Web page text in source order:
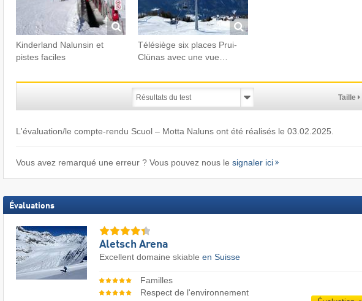
Kinderland Nalunsin et
pistes faciles
Télésiège six places Prui-
Clünas avec une vue…
Taille
L'évaluation/le compte-rendu Scuol – Motta Naluns ont été réalisés le 03.02.2025.
Vous avez remarqué une erreur ? Vous pouvez nous le signaler ici
Évaluations
Aletsch Arena
Excellent domaine skiable en Suisse
Familles
Respect de l'environnement